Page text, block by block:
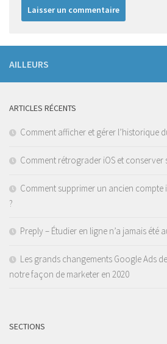
AILLEURS
ARTICLES RÉCENTS
Comment afficher et gérer l’historique
Comment rétrograder iOS et conserver
Comment supprimer un ancien compte
?
Preply – Étudier en ligne n’a jamais été
Les grands changements Google Ads
notre façon de marketer en 2020
SECTIONS